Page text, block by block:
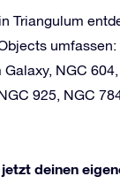
Triangulum
umfassen:
Galaxy, NGC
925, NGC
deinen